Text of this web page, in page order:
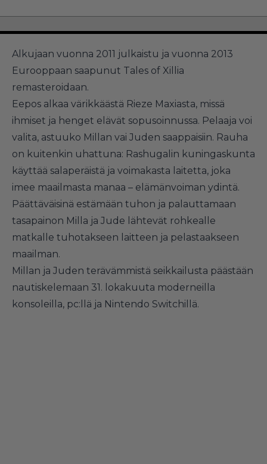
Alkujaan vuonna 2011 julkaistu ja vuonna 2013
Eurooppaan saapunut Tales of Xillia
remasteroidaan.
Eepos alkaa värikkäästä Rieze Maxiasta, missä
ihmiset ja henget elävät sopusoinnussa. Pelaaja voi
valita, astuuko Millan vai Juden saappaisiin. Rauha
on kuitenkin uhattuna: Rashugalin kuningaskunta
käyttää salaperäistä ja voimakasta laitetta, joka
imee maailmasta manaa – elämänvoiman ydintä.
Päättäväisinä estämään tuhon ja palauttamaan
tasapainon Milla ja Jude lähtevät rohkealle
matkalle tuhotakseen laitteen ja pelastaakseen
maailman.
Millan ja Juden terävämmistä seikkailusta päästään
nautiskelemaan 31. lokakuuta moderneilla
konsoleilla, pc:llä ja Nintendo Switchillä.